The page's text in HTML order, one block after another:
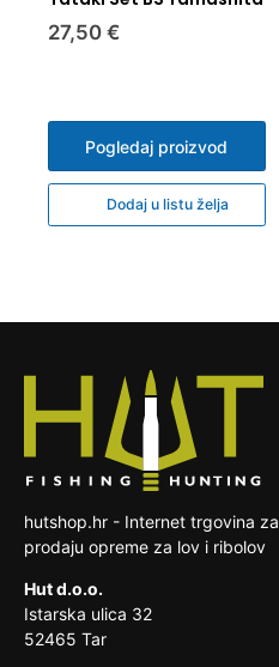
27,50 €
Pogledaj proizvod
Dodaj u listu želja
hutshop.hr - Internet trgovina za
prodaju opreme za lov i ribolov
Hut d.o.o.
Istarska ulica 32
52465 Tar